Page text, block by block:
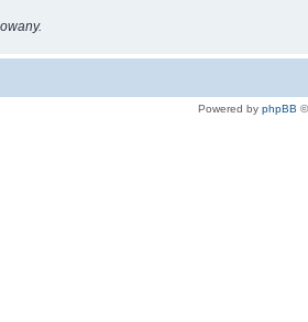
Powered by phpBB